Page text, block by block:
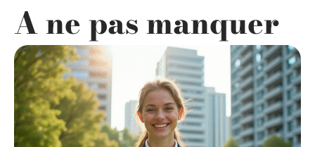
A ne pas manquer